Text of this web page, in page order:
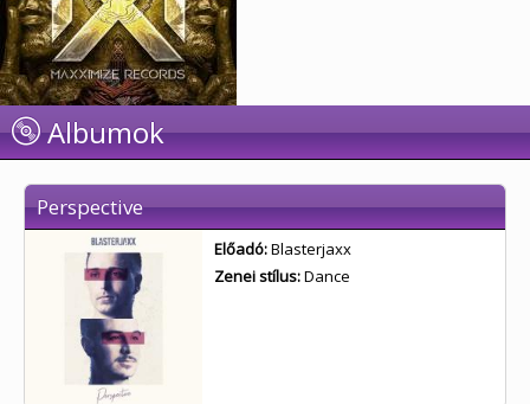
Albumok
Perspective
Előadó:Blasterjaxx
Zenei stílus:Dance